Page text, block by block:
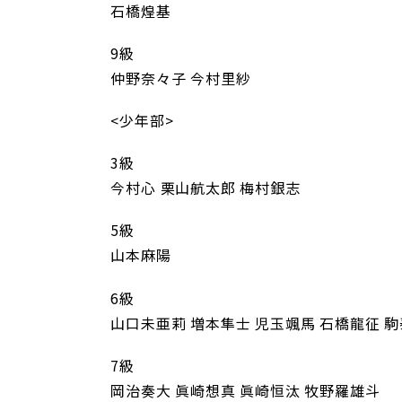
石橋煌基
9級
仲野奈々子 今村里紗
<少年部>
3級
今村心 栗山航太郎 梅村銀志
5級
山本麻陽
6級
山口未亜莉 増本隼士 児玉颯馬 石橋龍征
7級
岡治奏大 眞崎想真 眞崎恒汰 牧野羅雄斗